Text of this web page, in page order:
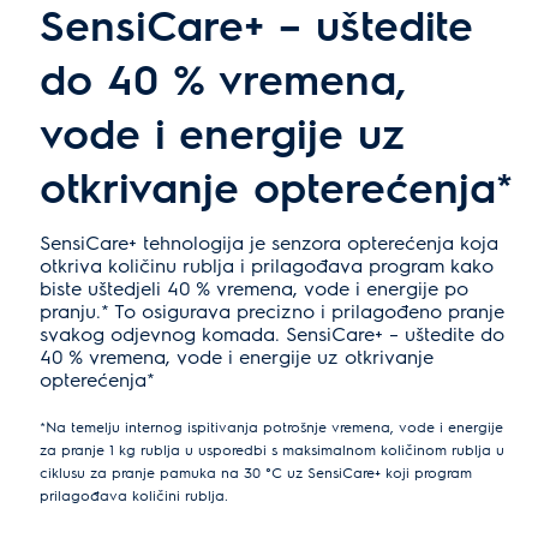
SensiCare+ – uštedite
do 40 % vremena,
vode i energije uz
otkrivanje opterećenja*
SensiCare+ tehnologija je senzora opterećenja koja
otkriva količinu rublja i prilagođava program kako
biste uštedjeli 40 % vremena, vode i energije po
pranju.* To osigurava precizno i prilagođeno pranje
svakog odjevnog komada. SensiCare+ – uštedite do
40 % vremena, vode i energije uz otkrivanje
opterećenja*
*Na temelju internog ispitivanja potrošnje vremena, vode i energije
za pranje 1 kg rublja u usporedbi s maksimalnom količinom rublja u
ciklusu za pranje pamuka na 30 °C uz SensiCare+ koji program
prilagođava količini rublja.